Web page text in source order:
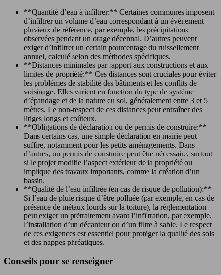
**Quantité d’eau à infiltrer:** Certaines communes imposent
d’infiltrer un volume d’eau correspondant à un événement
pluvieux de référence, par exemple, les précipitations
observées pendant un orage décennal. D’autres peuvent
exiger d’infiltrer un certain pourcentage du ruissellement
annuel, calculé selon des méthodes spécifiques.
**Distances minimales par rapport aux constructions et aux
limites de propriété:** Ces distances sont cruciales pour éviter
les problèmes de stabilité des bâtiments et les conflits de
voisinage. Elles varient en fonction du type de système
d’épandage et de la nature du sol, généralement entre 3 et 5
mètres. Le non-respect de ces distances peut entraîner des
litiges longs et coûteux.
**Obligations de déclaration ou de permis de construire:**
Dans certains cas, une simple déclaration en mairie peut
suffire, notamment pour les petits aménagements. Dans
d’autres, un permis de construire peut être nécessaire, surtout
si le projet modifie l’aspect extérieur de la propriété ou
implique des travaux importants, comme la création d’un
bassin.
**Qualité de l’eau infiltrée (en cas de risque de pollution):**
Si l’eau de pluie risque d’être polluée (par exemple, en cas de
présence de métaux lourds sur la toiture), la réglementation
peut exiger un prétraitement avant l’infiltration, par exemple,
l’installation d’un décanteur ou d’un filtre à sable. Le respect
de ces exigences est essentiel pour protéger la qualité des sols
et des nappes phréatiques.
Conseils pour se renseigner